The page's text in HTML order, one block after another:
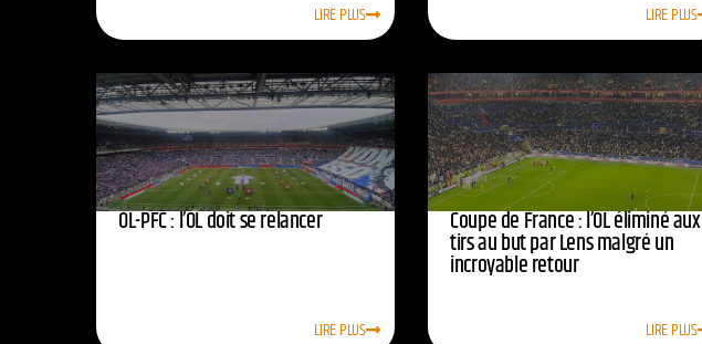
LIRE PLUS LIRE PLUS
OL-PFC : l’OL doit se relancer
LIRE PLUS
Coupe de France : l’OL éliminé aux
tirs au but par Lens malgré un
incroyable retour
LIRE PLUS